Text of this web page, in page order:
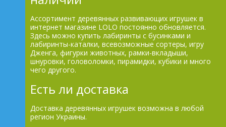
Ассортимент деревянных развивающих игрушек в
интернет магазине LOLO постоянно обновляется.
Здесь можно купить лабиринты с бусинками и
лабиринты-каталки, всевозможные сортеры, игру
Дженга, фигурки животных, рамки-вкладыши,
шнуровки, головоломки, пирамидки, кубики и много
чего другого.
Есть ли доставка
Доставка деревянных игрушек возможна в любой
регион Украины.